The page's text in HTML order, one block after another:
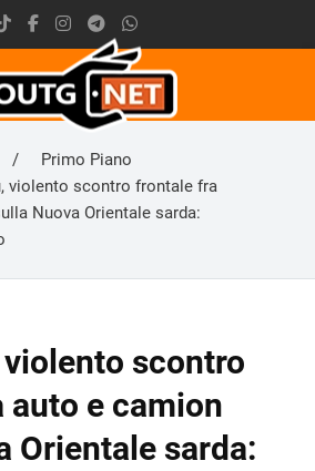
Primo Piano
violento scontro frontale fra
Nuova Orientale sarda:
scontro
e camion
Orientale sarda: